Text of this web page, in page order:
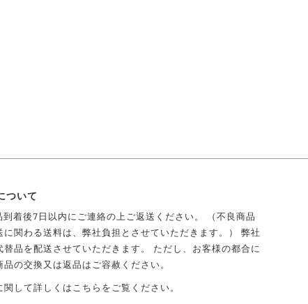
ついて
到着後7日以内にご連絡の上ご返送ください。 （不良商品
に関わる送料は、弊社負担とさせていただきます。） 弊社
替品を配送させていただきます。 ただし、お客様の都合に
品の交換又は返品はご容赦ください。
関して詳しくはこちら をご覧ください。